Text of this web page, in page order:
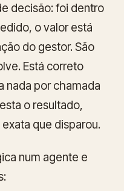
decisão: foi dentro
o valor está
do gestor. São
Está correto
nada por chamada
o resultado,
que disparou.
num agente e